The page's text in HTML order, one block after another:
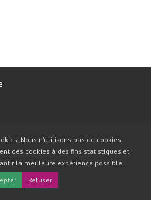
Nous n'utilisons pas de cookies
des cookies à des fins statistiques et
la meilleure expérience possible.
Refuser